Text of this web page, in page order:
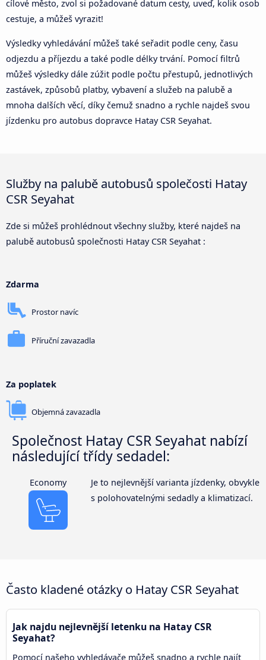
cílové město, zvol si požadované datum cesty, uveď, kolik osob
cestuje, a můžeš vyrazit!
Výsledky vyhledávání můžeš také seřadit podle ceny, času
odjezdu a příjezdu a také podle délky trvání. Pomocí filtrů
můžeš výsledky dále zúžit podle počtu přestupů, jednotlivých
zastávek, způsobů platby, vybavení a služeb na palubě a
mnoha dalších věcí, díky čemuž snadno a rychle najdeš svou
jízdenku pro autobus dopravce Hatay CSR Seyahat.
Služby na palubě autobusů společosti Hatay
CSR Seyahat
Zde si můžeš prohlédnout všechny služby, které najdeš na
palubě autobusů společnosti Hatay CSR Seyahat :
Zdarma
Prostor navíc
Příruční zavazadla
Za poplatek
Objemná zavazadla
Společnost Hatay CSR Seyahat nabízí
následující třídy sedadel:
Economy
Je to nejlevnější varianta jízdenky, obvykle
s polohovatelnými sedadly a klimatizací.
Často kladené otázky o Hatay CSR Seyahat
Jak najdu nejlevnější letenku na Hatay CSR
Seyahat?
Pomocí našeho vyhledávače můžeš snadno a rychle najít